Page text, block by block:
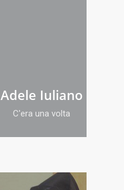
Adele Iuliano
C'era una volta